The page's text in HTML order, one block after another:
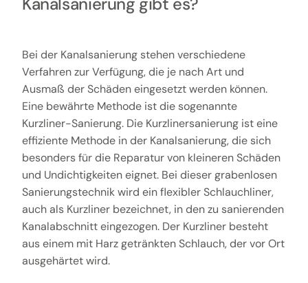
Bei der Kanalsanierung stehen verschiedene
Verfahren zur Verfügung, die je nach Art und
Ausmaß der Schäden eingesetzt werden können.
Eine bewährte Methode ist die sogenannte
Kurzliner-Sanierung. Die Kurzlinersanierung ist eine
effiziente Methode in der Kanalsanierung, die sich
besonders für die Reparatur von kleineren Schäden
und Undichtigkeiten eignet. Bei dieser grabenlosen
Sanierungstechnik wird ein flexibler Schlauchliner,
auch als Kurzliner bezeichnet, in den zu sanierenden
Kanalabschnitt eingezogen. Der Kurzliner besteht
aus einem mit Harz getränkten Schlauch, der vor Ort
ausgehärtet wird.